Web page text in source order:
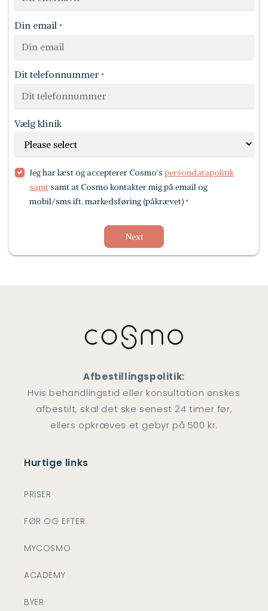
Din email *
Dit telefonnummer *
Vælg klinik
Jeg har læst og accepterer Cosmo's persondatapolitik
samtsamt at Cosmo kontakter mig på email og
mobil/sms ift. markedsføring (påkrævet) *
Next
Afbestillingspolitik:
Hvis behandlingstid eller konsultation ønskes
afbestilt, skal det ske senest 24 timer før,
ellers opkræves et gebyr på 500 kr.
Hurtige links
PRISER
FØR OG EFTER
MYCOSMO
ACADEMY
BYER